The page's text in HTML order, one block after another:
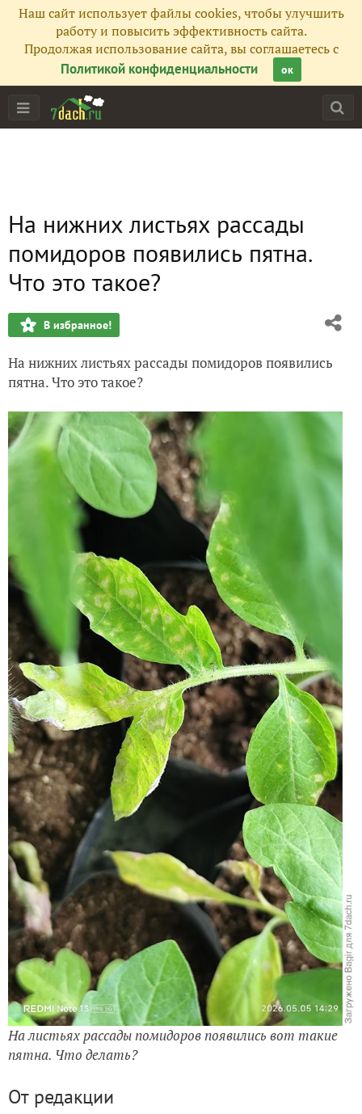
Наш сайт использует файлы cookies, чтобы улучшить
работу и повысить эффективность сайта.
Продолжая использование сайта, вы соглашаетесь с
Политикой конфиденциальности
ок
На нижних листьях рассады
помидоров появились пятна.
Что это такое?
В избранное!
На нижних листьях рассады помидоров появились
пятна. Что это такое?
На листьях рассады помидоров появились вот такие
пятна. Что делать?
От редакции